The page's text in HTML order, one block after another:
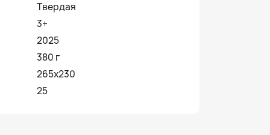
Твердая
3+
2025
380 г
265x230
25